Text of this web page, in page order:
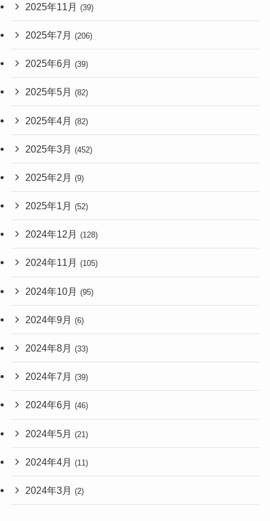
2025年11月 (39)
2025年7月 (206)
2025年6月 (39)
2025年5月 (82)
2025年4月 (82)
2025年3月 (452)
2025年2月 (9)
2025年1月 (52)
2024年12月 (128)
2024年11月 (105)
2024年10月 (95)
2024年9月 (6)
2024年8月 (33)
2024年7月 (39)
2024年6月 (46)
2024年5月 (21)
2024年4月 (11)
2024年3月 (2)